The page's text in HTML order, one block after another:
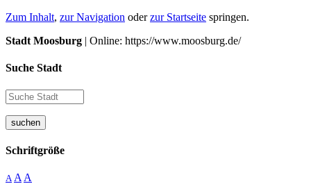
Zum Inhalt, zur Navigation oderzur Startseite springen.
Stadt Moosburg | Online: https://www.moosburg.de/
Suche Stadt
suchen
Schriftgröße
A A A